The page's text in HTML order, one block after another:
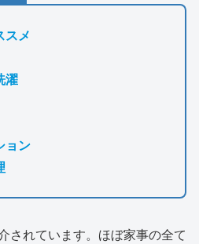
スメ
濯
ョン
されています。ほぼ家事の全て